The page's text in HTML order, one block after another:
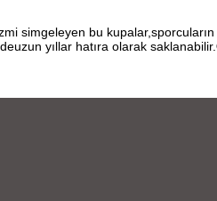
simgeleyen bu
yıllar hatıra olarak saklanabilir.